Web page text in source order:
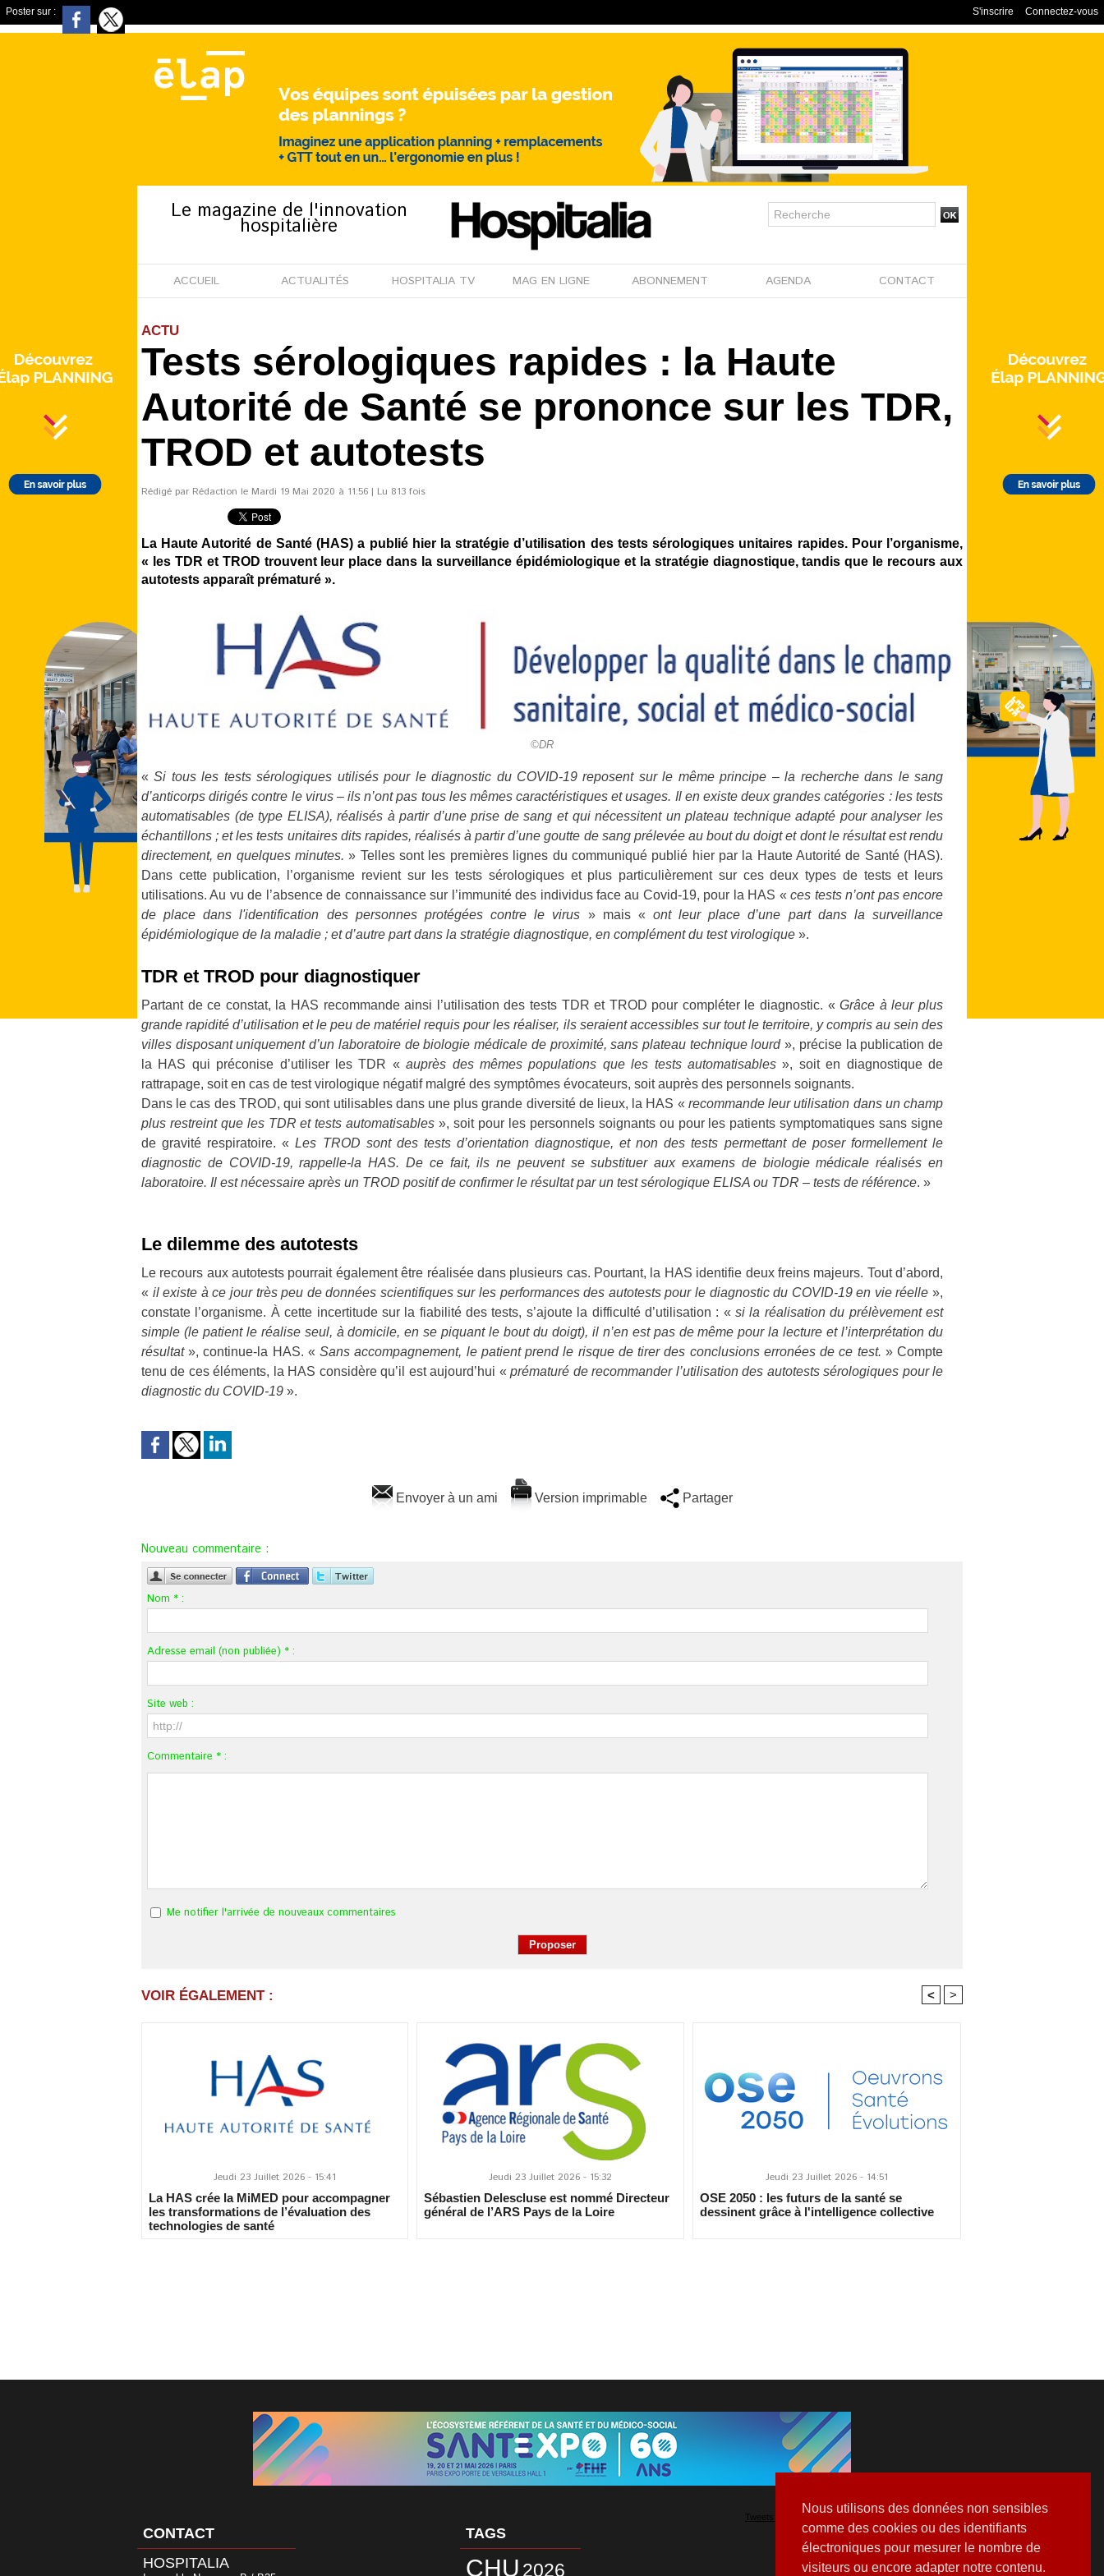
Nous utilisons des données non sensibles
comme des cookies ou des identifiants
électroniques pour mesurer le nombre de
visiteurs ou encore adapter notre contenu.
Poster sur : Connectez-vous
S'inscrire
Le magazine de l'innovation
hospitalière
ACCUEIL ACTUALITÉS HOSPITALIA TV MAG EN LIGNE ABONNEMENT AGENDA CONTACT
ACTU
Tests sérologiques rapides : la Haute
Autorité de Santé se prononce sur les TDR,
TROD et autotests
Rédigé par Rédaction le Mardi 19 Mai 2020 à 11:56 | Lu 813 fois
La Haute Autorité de Santé (HAS) a publié hier la stratégie d’utilisation des tests sérologiques unitaires rapides. Pour l’organisme,
« les TDR et TROD trouvent leur place dans la surveillance épidémiologique et la stratégie diagnostique, tandis que le recours aux
autotests apparaît prématuré ».
©DR
«Si tous les tests sérologiques utilisés pour le diagnostic du COVID-19 reposent sur le même principe – la recherche dans le sang
d’anticorps dirigés contre le virus – ils n’ont pas tous les mêmes caractéristiques et usages. Il en existe deux grandes catégories : les tests
automatisables (de type ELISA), réalisés à partir d’une prise de sang et qui nécessitent un plateau technique adapté pour analyser les
échantillons ; et les tests unitaires dits rapides, réalisés à partir d’une goutte de sang prélevée au bout du doigt et dont le résultat est rendu
directement, en quelques minutes. » Telles sont les premières lignes du communiqué publié hier par la Haute Autorité de Santé (HAS).
Dans cette publication, l’organisme revient sur les tests sérologiques et plus particulièrement sur ces deux types de tests et leurs
utilisations. Au vu de l’absence de connaissance sur l’immunité des individus face au Covid-19, pour la HAS «ces tests n’ont pas encore
de place dans l'identification des personnes protégées contre le virus » mais « ont leur place d’une part dans la surveillance
épidémiologique de la maladie ; et d’autre part dans la stratégie diagnostique, en complément du test virologique ».
TDR et TROD pour diagnostiquer
Partant de ce constat, la HAS recommande ainsi l’utilisation des tests TDR et TROD pour compléter le diagnostic. «Grâce à leur plus
grande rapidité d’utilisation et le peu de matériel requis pour les réaliser, ils seraient accessibles sur tout le territoire, y compris au sein des
villes disposant uniquement d’un laboratoire de biologie médicale de proximité, sans plateau technique lourd», précise la publication de
la HAS qui préconise d’utiliser les TDR «auprès des mêmes populations que les tests automatisables », soit en diagnostique de
rattrapage, soit en cas de test virologique négatif malgré des symptômes évocateurs, soit auprès des personnels soignants.
Dans le cas des TROD, qui sont utilisables dans une plus grande diversité de lieux, la HAS « recommande leur utilisation dans un champ
plus restreint que les TDR et tests automatisables», soit pour les personnels soignants ou pour les patients symptomatiques sans signe
de gravité respiratoire. «Les TROD sont des tests d’orientation diagnostique, et non des tests permettant de poser formellement le
diagnostic de COVID-19, rappelle-la HAS. De ce fait, ils ne peuvent se substituer aux examens de biologie médicale réalisés en
laboratoire. Il est nécessaire après un TROD positif de confirmer le résultat par un test sérologique ELISA ou TDR – tests de référence. »
Le dilemme des autotests
Le recours aux autotests pourrait également être réalisée dans plusieurs cas. Pourtant, la HAS identifie deux freins majeurs. Tout d’abord,
« il existe à ce jour très peu de données scientifiques sur les performances des autotests pour le diagnostic du COVID-19 en vie réelle»,
constate l’organisme. À cette incertitude sur la fiabilité des tests, s’ajoute la difficulté d’utilisation : «si la réalisation du prélèvement est
simple (le patient le réalise seul, à domicile, en se piquant le bout du doigt), il n’en est pas de même pour la lecture et l’interprétation du
résultat», continue-la HAS. «Sans accompagnement, le patient prend le risque de tirer des conclusions erronées de ce test. » Compte
tenu de ces éléments, la HAS considère qu’il est aujourd’hui «prématuré de recommander l’utilisation des autotests sérologiques pour le
diagnostic du COVID-19 ».
Envoyer à un ami Version imprimable Partager
Nouveau commentaire :
Nom * :
Adresse email (non publiée) * :
Site web :
Commentaire * :
Me notifier l'arrivée de nouveaux commentaires
VOIR ÉGALEMENT : < >
Jeudi 23 Juillet 2026 - 15:41
La HAS crée la MiMED pour accompagner
les transformations de l’évaluation des
technologies de santé
Jeudi 23 Juillet 2026 - 15:32
Sébastien Delescluse est nommé Directeur
général de l’ARS Pays de la Loire
Jeudi 23 Juillet 2026 - 14:51
OSE 2050 : les futurs de la santé se
dessinent grâce à l'intelligence collective
CONTACT
HOSPITALIA
TAGS
CHU 2026
Tweets by Hospitalia_Mag